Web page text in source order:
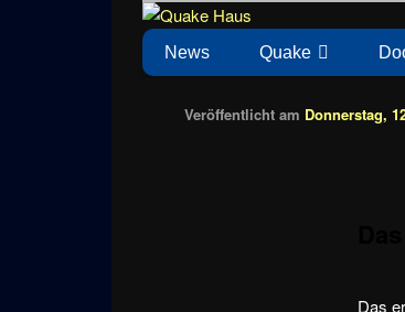
Quake Haus
News zu Quake, Doom, FPS,
Hauptmenü
News Quake
Veröffentlicht am Donnerstag,
Das